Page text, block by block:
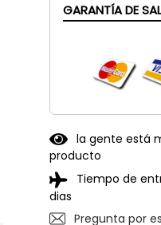
GARANTÍA DE
la gente está
producto
Tiempo de
dias
Pregunta por